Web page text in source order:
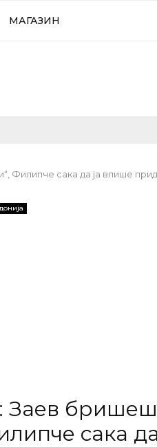
МАГАЗИН
сака да ја впише
сака